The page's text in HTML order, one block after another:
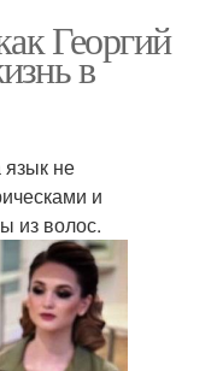
Георгий
в
язык не
и
из волос.